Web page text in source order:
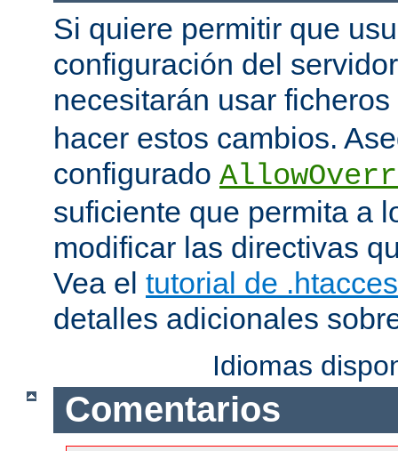
Si quiere permitir que
configuración del
necesitarán usar ficheros
hacer estos cambios.
configurado
suficiente que permita a
modificar las directivas
Vea el tutorial de
detalles adicionales
Idiomas
Comentarios